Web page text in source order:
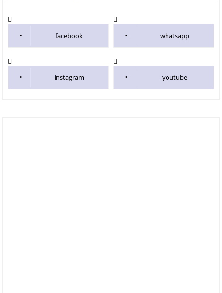
facebook whatsapp
instagram youtube